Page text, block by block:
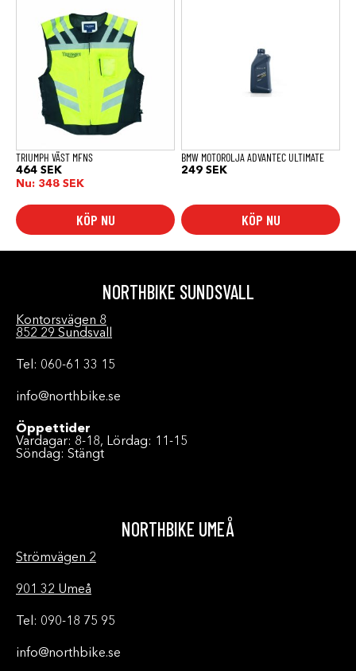
TRIUMPH VÄST MFNS
464 SEK
Nu: 348 SEK
KÖP NU
produkten
varianter.
olika
alternativen
väljas
produktsidan
BMW MOTOROLJA ADVANTEC ULTIMATE
249 SEK
KÖP NU
NORTHBIKE SUNDSVALL
Kontorsvägen 8
852 29 Sundsvall
Tel: 060-61 33 15
info@northbike.se
Öppettider
Vardagar: 8-18, Lördag: 11-15
Söndag: Stängt
NORTHBIKE UMEÅ
Strömvägen 2
901 32 Umeå
Tel: 090-18 75 95
info@northbike.se